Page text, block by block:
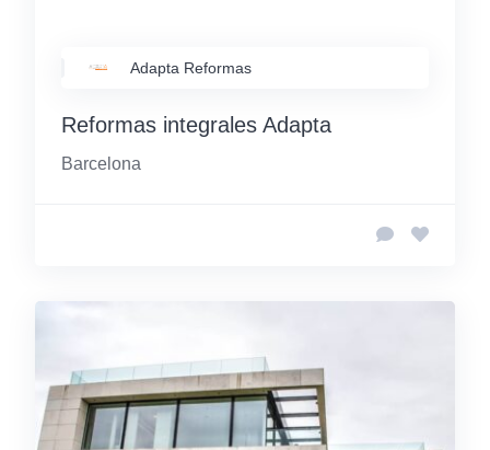
Adapta Reformas
Reformas integrales Adapta
Barcelona